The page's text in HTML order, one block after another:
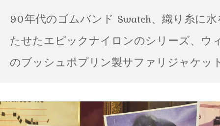
90年代のゴムバンド Swatch、織り糸に
たせたエピックナイロンのシリーズ、ウ
のブッシュポプリン製サファリジャケッ